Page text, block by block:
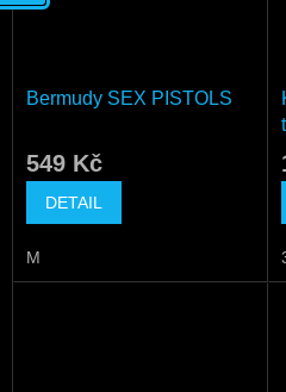
Bermudy SEX PISTOLS
549 Kč
DETAIL
M